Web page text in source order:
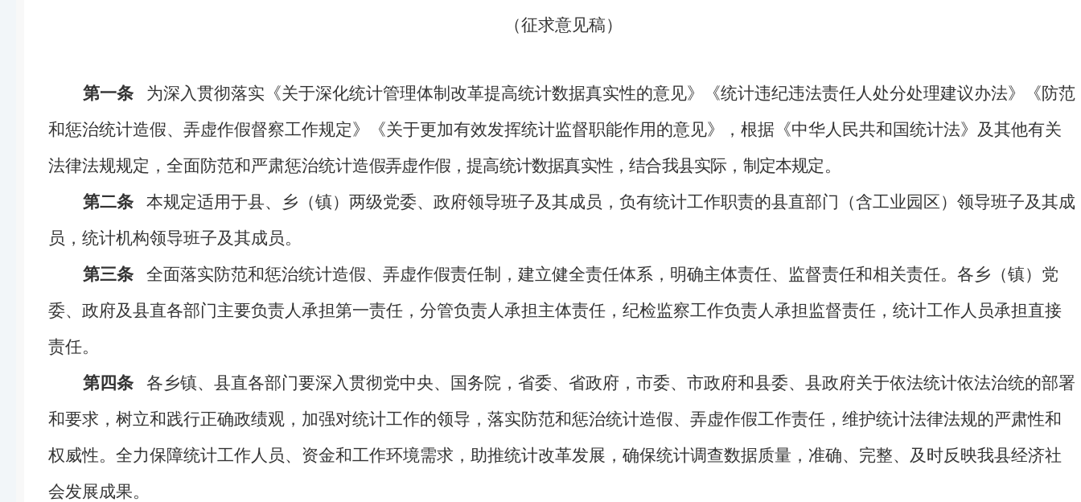
（征求意见稿）
第一条为深入贯彻落实《关于深化统计管理体制改革提高统计数据真实性的意见》《统计违纪违法责任人处分处理建议办法》《防范
和惩治统计造假、弄虚作假督察工作规定》《关于更加有效发挥统计监督职能作用的意见》，根据《中华人民共和国统计法》及其他有关
法律法规规定，全面防范和严肃惩治统计造假弄虚作假，提高统计数据真实性，结合我县实际，制定本规定。
第二条本规定适用于县、乡（镇）两级党委、政府领导班子及其成员，负有统计工作职责的县直部门（含工业园区）领导班子及其成
员，统计机构领导班子及其成员。
第三条全面落实防范和惩治统计造假、弄虚作假责任制，建立健全责任体系，明确主体责任、监督责任和相关责任。各乡（镇）党
委、政府及县直各部门主要负责人承担第一责任，分管负责人承担主体责任，纪检监察工作负责人承担监督责任，统计工作人员承担直接
责任。
第四条各乡镇、县直各部门要深入贯彻党中央、国务院，省委、省政府，市委、市政府和县委、县政府关于依法统计依法治统的部署
和要求，树立和践行正确政绩观，加强对统计工作的领导，落实防范和惩治统计造假、弄虚作假工作责任，维护统计法律法规的严肃性和
权威性。全力保障统计工作人员、资金和工作环境需求，助推统计改革发展，确保统计调查数据质量，准确、完整、及时反映我县经济社
会发展成果。